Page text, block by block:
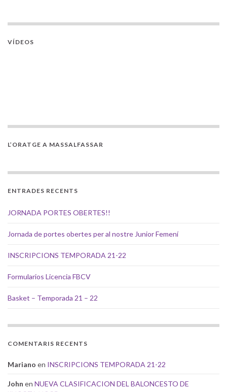
VÍDEOS
L’ORATGE A MASSALFASSAR
ENTRADES RECENTS
JORNADA PORTES OBERTES!!
Jornada de portes obertes per al nostre Junior Femení
INSCRIPCIONS TEMPORADA 21-22
Formularios Licencia FBCV
Basket – Temporada 21 – 22
COMENTARIS RECENTS
Mariano en INSCRIPCIONS TEMPORADA 21-22
John en NUEVA CLASIFICACION DEL BALONCESTO DE